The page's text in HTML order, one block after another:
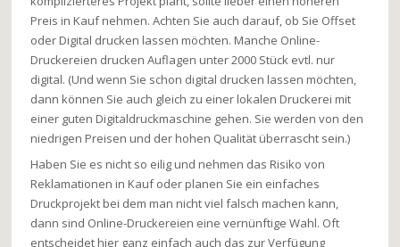
Preis in Kauf nehmen. Achten Sie auch darauf, ob Sie Offset
oder Digital drucken lassen möchten. Manche Online-
Druckereien drucken Auflagen unter 2000 Stück evtl. nur
digital. (Und wenn Sie schon digital drucken lassen möchten,
dann können Sie auch gleich zu einer lokalen Druckerei mit
einer guten Digitaldruckmaschine gehen. Sie werden von den
niedrigen Preisen und der hohen Qualität überrascht sein.)
Haben Sie es nicht so eilig und nehmen das Risiko von
Reklamationen in Kauf oder planen Sie ein einfaches
Druckprojekt bei dem man nicht viel falsch machen kann,
dann sind Online-Druckereien eine vernünftige Wahl. Oft
entscheidet hier ganz einfach auch das zur Verfügung